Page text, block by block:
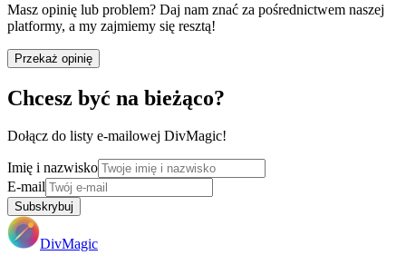
Masz opinię lub problem? Daj nam znać za pośrednictwem naszej
platformy, a my zajmiemy się resztą!
Przekaż opinię
Chcesz być na bieżąco?
Dołącz do listy e-mailowej DivMagic!
Imię i nazwisko
E-mail
Subskrybuj
DivMagic